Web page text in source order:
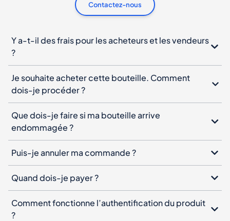
Contactez-nous
Y a-t-il des frais pour les acheteurs et les vendeurs
?
Je souhaite acheter cette bouteille. Comment
dois-je procéder ?
Que dois-je faire si ma bouteille arrive
endommagée ?
Puis-je annuler ma commande ?
Quand dois-je payer ?
Comment fonctionne l’authentification du produit
?